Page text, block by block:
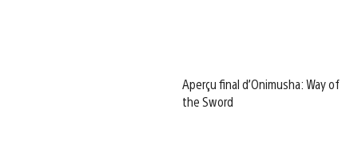
Aperçu final d’Onimusha: Way of
the Sword